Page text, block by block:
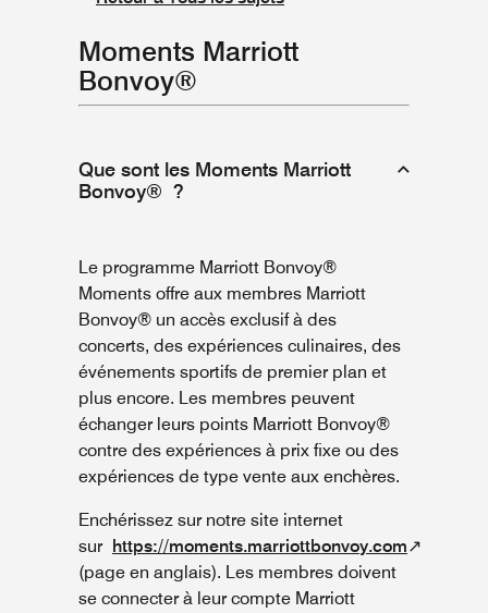
Moments Marriott
Bonvoy®
Que sont les Moments Marriott
Bonvoy® ?
Le programme Marriott Bonvoy®
Moments offre aux membres Marriott
Bonvoy® un accès exclusif à des
concerts, des expériences culinaires, des
événements sportifs de premier plan et
plus encore. Les membres peuvent
échanger leurs points Marriott Bonvoy®
contre des expériences à prix fixe ou des
expériences de type vente aux enchères.
Enchérissez sur notre site internet
sur https://moments.marriottbonvoy.com↗
(page en anglais). Les membres doivent
se connecter à leur compte Marriott